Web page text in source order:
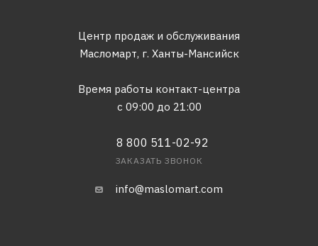
Центр продаж и обслуживания
Масломарт, г. Ханты-Мансийск
Время работы контакт-центра
с 09:00 до 21:00
8 800 511-02-92
ЗАКАЗАТЬ ЗВОНОК
info@maslomart.com